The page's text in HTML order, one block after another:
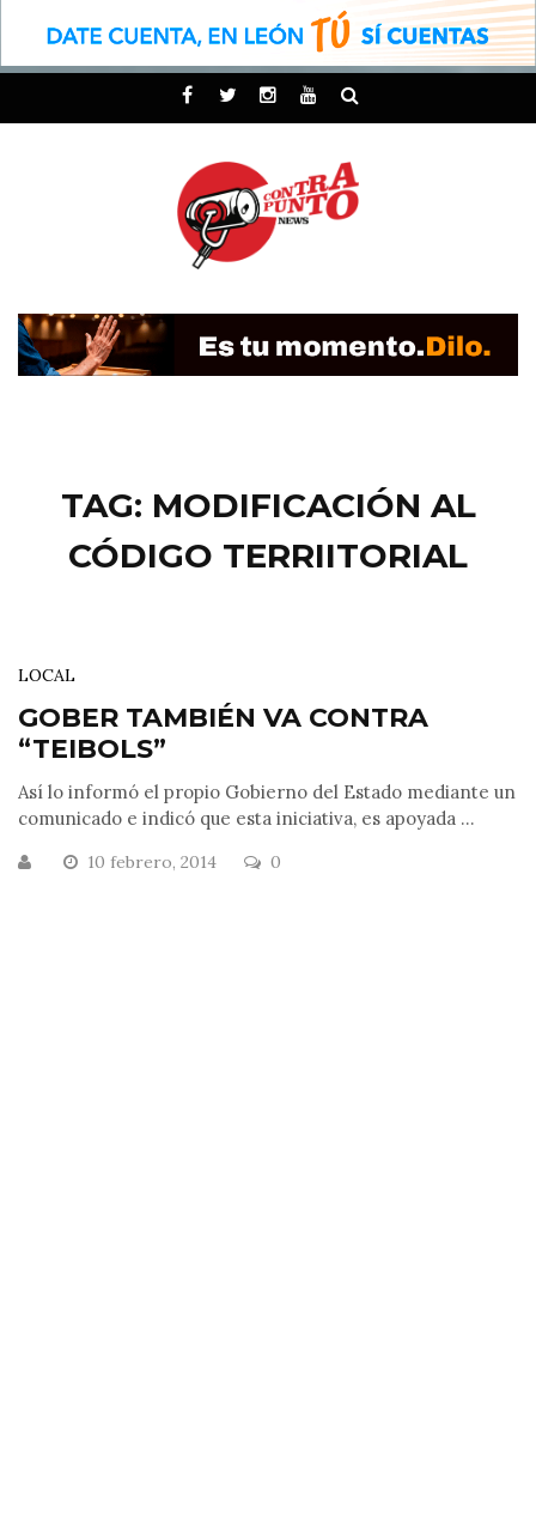
TAG: MODIFICACIÓN AL
CÓDIGO TERRIITORIAL
LOCAL
GOBER TAMBIÉN VA CONTRA
“TEIBOLS”
Así lo informó el propio Gobierno del Estado mediante un
comunicado e indicó que esta iniciativa, es apoyada ...
10 febrero, 2014 0